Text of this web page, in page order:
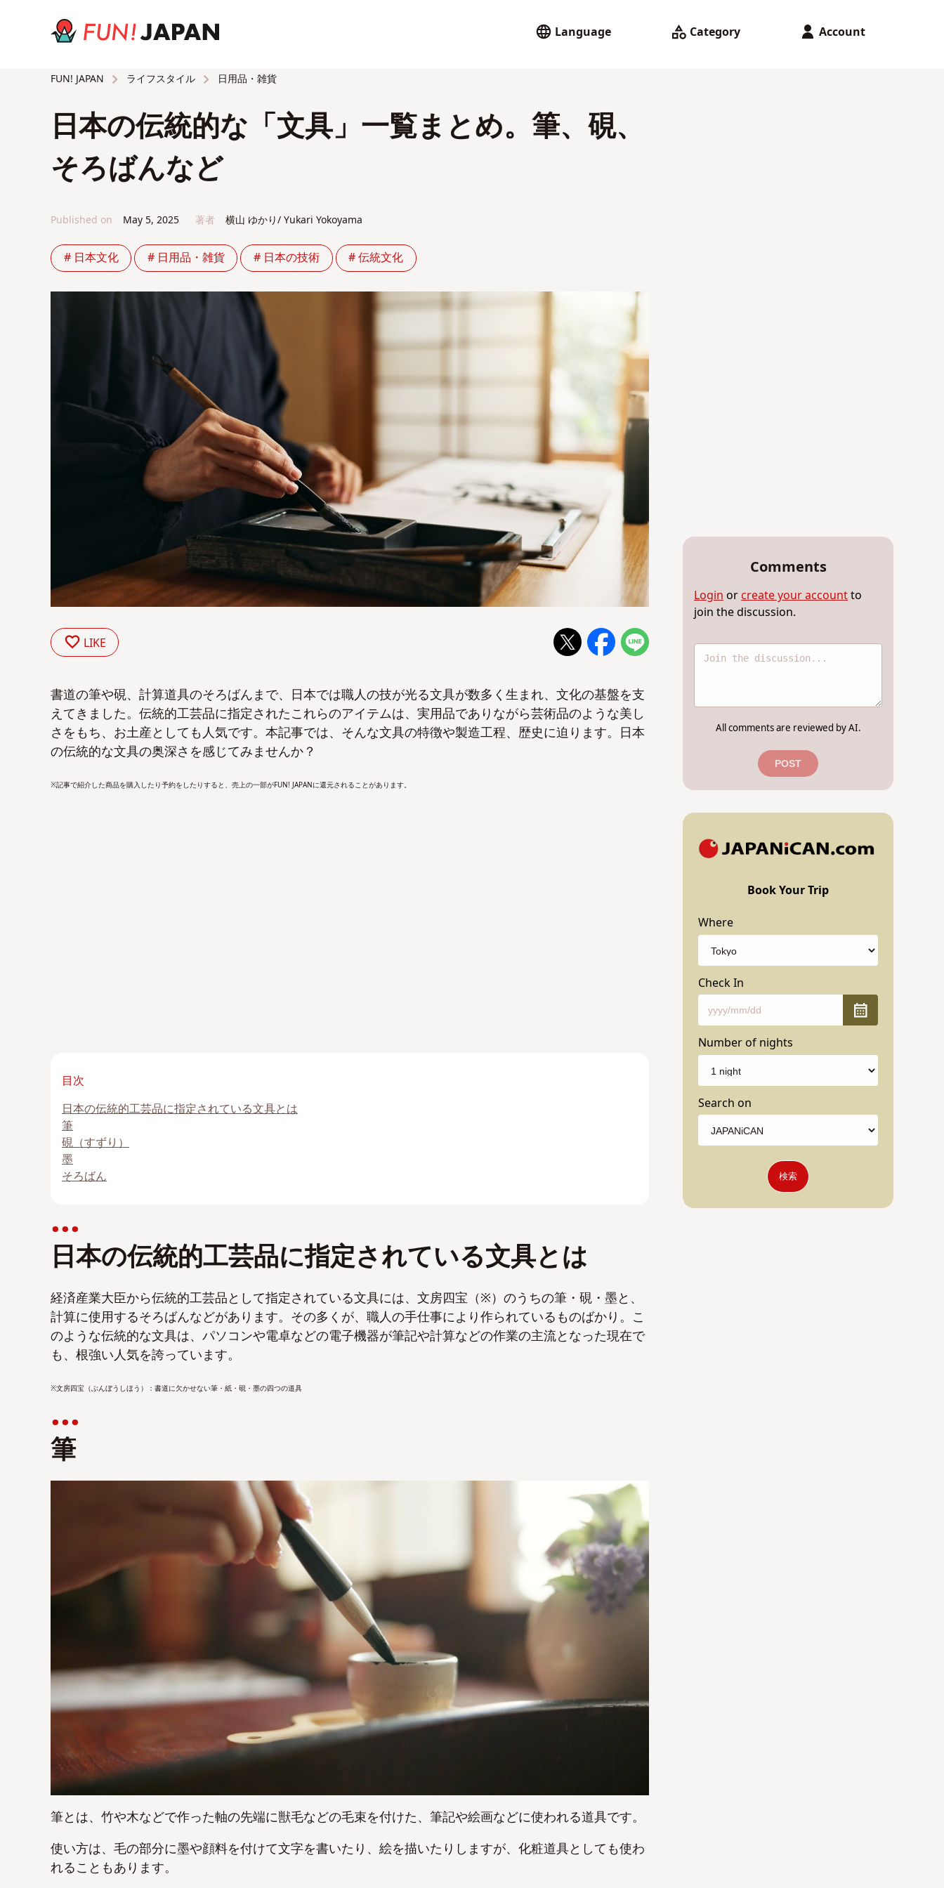
Language Category Account
FUN! JAPAN ライフスタイル 日用品・雑貨
日本の伝統的な「文具」一覧まとめ。筆、硯、
そろばんなど
Published on May 5, 2025 著者 横山 ゆかり/ Yukari Yokoyama
# 日本文化 # 日用品・雑貨 # 日本の技術 # 伝統文化
LIKE
書道の筆や硯、計算道具のそろばんまで、日本では職人の技が光る文具が数多く生まれ、文化の基盤を支
えてきました。伝統的工芸品に指定されたこれらのアイテムは、実用品でありながら芸術品のような美し
さをもち、お土産としても人気です。本記事では、そんな文具の特徴や製造工程、歴史に迫ります。日本
の伝統的な文具の奥深さを感じてみませんか？
※記事で紹介した商品を購入したり予約をしたりすると、売上の一部がFUN! JAPANに還元されることがあります。
目次
日本の伝統的工芸品に指定されている文具とは
筆
硯（すずり）
墨
そろばん
日本の伝統的工芸品に指定されている文具とは
経済産業大臣から伝統的工芸品として指定されている文具には、文房四宝（※）のうちの筆・硯・墨と、
計算に使用するそろばんなどがあります。その多くが、職人の手仕事により作られているものばかり。こ
のような伝統的な文具は、パソコンや電卓などの電子機器が筆記や計算などの作業の主流となった現在で
も、根強い人気を誇っています。
※文房四宝（ぶんぼうしほう）：書道に欠かせない筆・紙・硯・墨の四つの道具
筆
筆とは、竹や木などで作った軸の先端に獣毛などの毛束を付けた、筆記や絵画などに使われる道具です。
使い方は、毛の部分に墨や顔料を付けて文字を書いたり、絵を描いたりしますが、化粧道具としても使わ
れることもあります。
Comments
Login or create your accountto
join the discussion.
All comments are reviewed by AI.
POST
No
No
Book Your Trip
Where
Check In
Number of nights
Search on
検索